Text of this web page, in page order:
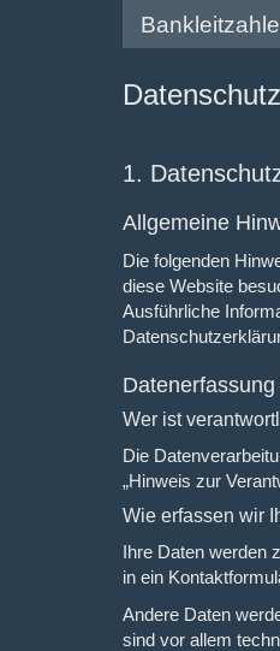
1.
Allgemeine
Die folgenden
diese Website
Ausführliche
Wer ist
Die
„Hinweis zur
Wie erfassen wir
Ihre Daten werden
in ein
Andere Daten
sind vor allem